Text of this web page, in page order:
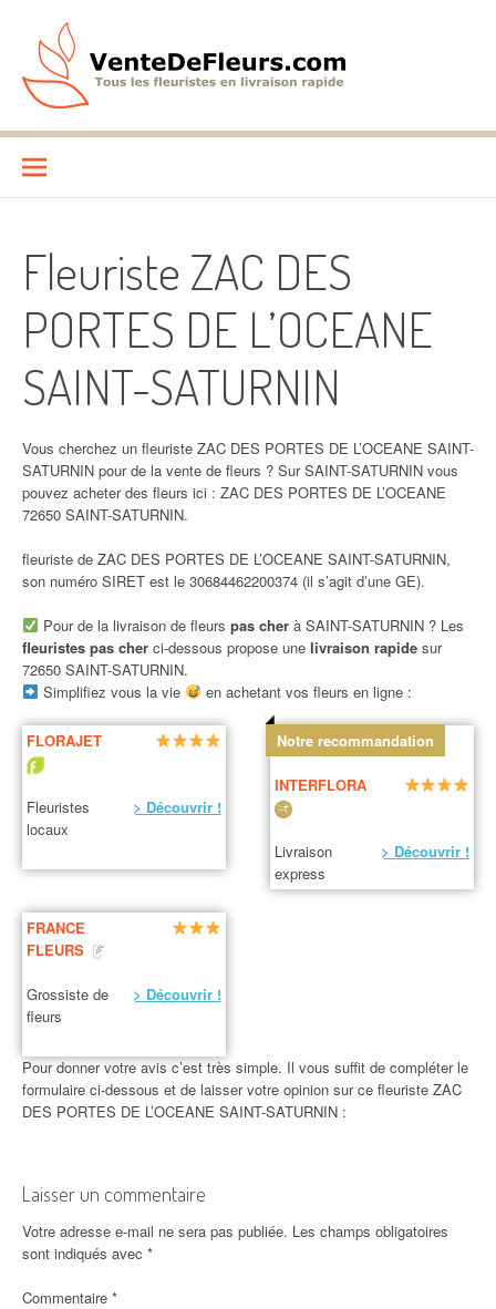
contenu
VenteDeFleurs.com
Fleuriste ZAC DES
PORTES DE L’OCEANE
SAINT-SATURNIN
Vous cherchez un fleuriste ZAC DES PORTES DE L’OCEANE SAINT-
SATURNIN pour de la vente de fleurs ? Sur SAINT-SATURNIN vous
pouvez acheter des fleurs ici : ZAC DES PORTES DE L’OCEANE
72650 SAINT-SATURNIN.
fleuriste de ZAC DES PORTES DE L’OCEANE SAINT-SATURNIN,
son numéro SIRET est le 30684462200374 (il s’agit d’une GE).
Pour de la livraison de fleurs pas cherà SAINT-SATURNIN ? Les
fleuristes pas cher ci-dessous propose une livraison rapide sur
72650 SAINT-SATURNIN.
Simplifiez vous la vie
en achetant vos fleurs en ligne :
FLORAJET
Fleuristes
locaux
> Découvrir !
Notre recommandation
INTERFLORA
Livraison
express
> Découvrir !
FRANCE
FLEURS
Grossiste de
fleurs
> Découvrir !
Pour donner votre avis c’est très simple. Il vous suffit de compléter le
formulaire ci-dessous et de laisser votre opinion sur ce fleuriste ZAC
DES PORTES DE L’OCEANE SAINT-SATURNIN :
Laisser un commentaire
Votre adresse e-mail ne sera pas publiée. Les champs obligatoires
sont indiqués avec *
Commentaire *